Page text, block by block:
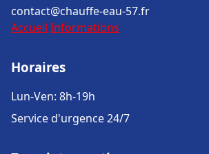
contact@chauffe-eau-57.fr
Accueil Informations
Horaires
Lun-Ven: 8h-19h
Service d'urgence 24/7